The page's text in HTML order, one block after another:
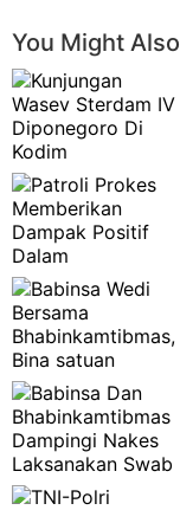
You Might
Oktavianto (selaku
16/Colomadu
penegakan d…
M Klaten - Dalam